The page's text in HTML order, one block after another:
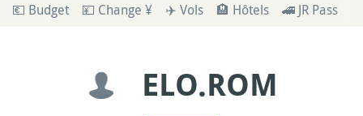
💶 Budget 💴 Change ¥ ✈️ Vols 🏨 Hôtels 🚄 JR Pass
ELO.ROM